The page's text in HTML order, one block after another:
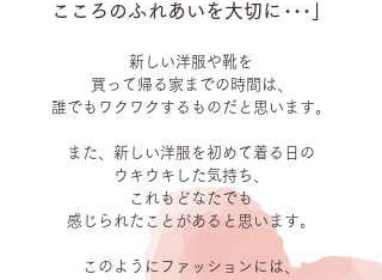
こころのふれあいを大切に･･･」
新しい洋服や靴を
買って 帰る家までの時間は、
誰でもワクワクするものだと思います。
また、新しい洋服を初めて着る日の
ウキウキした気持ち、
これもどなたでも
感じられたことがあると思います。
このようにファッションには、